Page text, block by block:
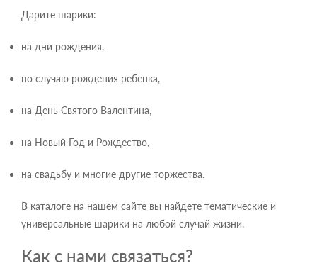
Дарите шарики:
на дни рождения,
по случаю рождения ребенка,
на День Святого Валентина,
на Новый Год и Рождество,
на свадьбу и многие другие торжества.
В каталоге на нашем сайте вы найдете тематические и
универсальные шарики на любой случай жизни.
Как с нами связаться?